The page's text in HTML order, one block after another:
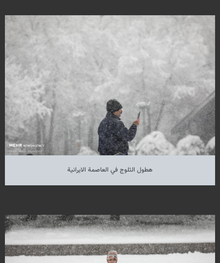
هطول الثلوج في العاصمة الايرانية